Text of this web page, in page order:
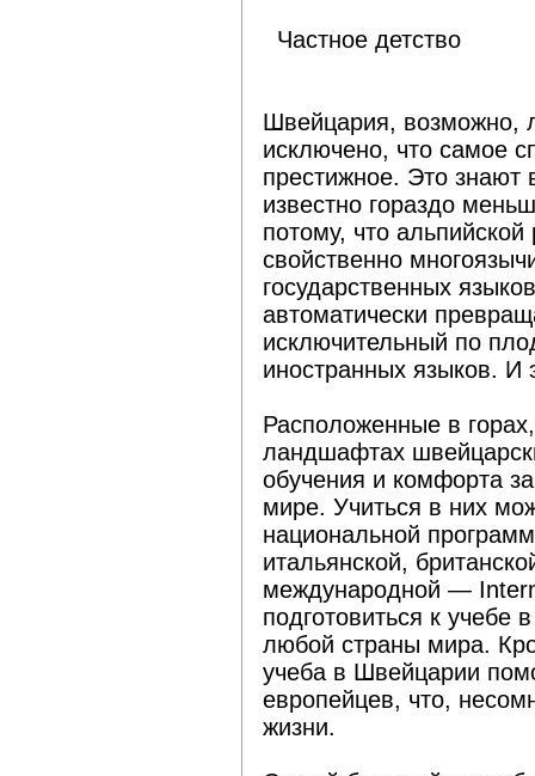
Частное детство
Швейцария, возможно,
исключено, что самое
престижное. Это
известно гораздо
потому, что альпийской
свойственно
государственных
автоматически
исключительный по
иностранных языков. И
Расположенные в
ландшафтах
обучения и комфорта
мире. Учиться в них
национальной
итальянской,
международной —
подготовиться к учебе
любой страны мира.
учеба в Швейцарии
европейцев, что,
жизни.